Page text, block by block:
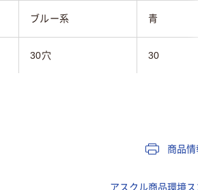
ブルー系 青
30穴 30
商品
アスクル商品環境